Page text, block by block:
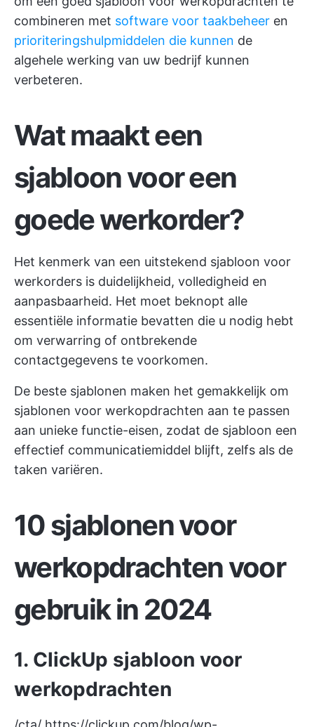
combineren met software voor taakbeheer en
prioriteringshulpmiddelen die kunnen de
algehele werking van uw bedrijf kunnen
verbeteren.
Wat maakt een
sjabloon voor een
goede werkorder?
Het kenmerk van een uitstekend sjabloon voor
werkorders is duidelijkheid, volledigheid en
aanpasbaarheid. Het moet beknopt alle
essentiële informatie bevatten die u nodig hebt
om verwarring of ontbrekende
contactgegevens te voorkomen.
De beste sjablonen maken het gemakkelijk om
sjablonen voor werkopdrachten aan te passen
aan unieke functie-eisen, zodat de sjabloon een
effectief communicatiemiddel blijft, zelfs als de
taken variëren.
10 sjablonen voor
werkopdrachten voor
gebruik in 2024
1. ClickUp sjabloon voor
werkopdrachten